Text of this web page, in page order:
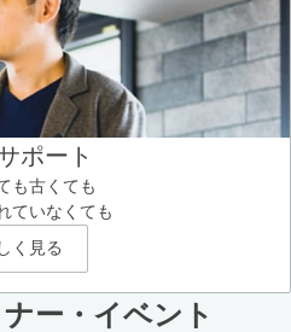
ポート
も古くても
ていなくても
く見る
ー・イベント